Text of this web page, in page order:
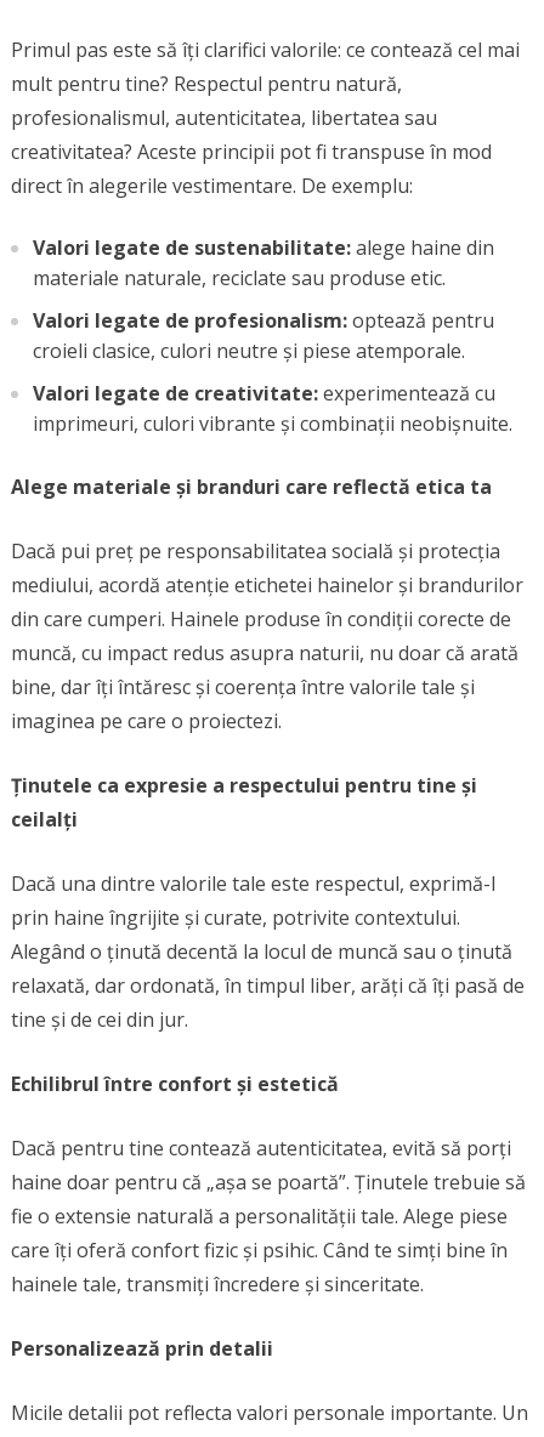
Primul pas este să îți clarifici valorile: ce contează cel mai
mult pentru tine? Respectul pentru natură,
profesionalismul, autenticitatea, libertatea sau
creativitatea? Aceste principii pot fi transpuse în mod
direct în alegerile vestimentare. De exemplu:
Valori legate de sustenabilitate:alege haine din
materiale naturale, reciclate sau produse etic.
Valori legate de profesionalism:optează pentru
croieli clasice, culori neutre și piese atemporale.
Valori legate de creativitate:experimentează cu
imprimeuri, culori vibrante și combinații neobișnuite.
Alege materiale și branduri care reflectă etica ta
Dacă pui preț pe responsabilitatea socială și protecția
mediului, acordă atenție etichetei hainelor și brandurilor
din care cumperi. Hainele produse în condiții corecte de
muncă, cu impact redus asupra naturii, nu doar că arată
bine, dar îți întăresc și coerența între valorile tale și
imaginea pe care o proiectezi.
Ținutele ca expresie a respectului pentru tine și
ceilalți
Dacă una dintre valorile tale este respectul, exprimă-l
prin haine îngrijite și curate, potrivite contextului.
Alegând o ținută decentă la locul de muncă sau o ținută
relaxată, dar ordonată, în timpul liber, arăți că îți pasă de
tine și de cei din jur.
Echilibrul între confort și estetică
Dacă pentru tine contează autenticitatea, evită să porți
haine doar pentru că „așa se poartă”. Ținutele trebuie să
fie o extensie naturală a personalității tale. Alege piese
care îți oferă confort fizic și psihic. Când te simți bine în
hainele tale, transmiți încredere și sinceritate.
Personalizează prin detalii
Micile detalii pot reflecta valori personale importante. Un